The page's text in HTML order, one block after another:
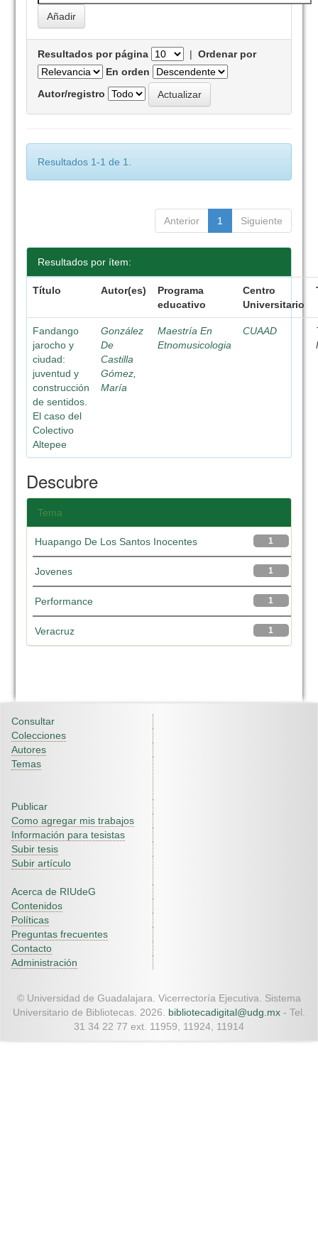
Resultados por página |Ordenar por
En orden
Autor/registro
Resultados 1-1 de 1.
Anterior 1 Siguiente
Resultados por ítem:
Título Autor(es)
Programa
educativo
Centro
Universitario
Fandango
jarocho y
ciudad:
juventud y
construcción
de sentidos.
El caso del
Colectivo
Altepee
González
De
Castilla
Gómez,
María
Maestría En
Etnomusicologia
CUAAD
Descubre
Tema
1
Huapango De Los Santos Inocentes
1
Jovenes
1
Performance
1
Veracruz
Consultar
Colecciones
Autores
Temas
Publicar
Como agregar mis trabajos
Información para tesistas
Subir tesis
Subir artículo
Acerca de RIUdeG
Contenidos
Políticas
Preguntas frecuentes
Contacto
Administración
© Universidad de Guadalajara. Vicerrectoría Ejecutiva. Sistema
Universitario de Bibliotecas. 2026. bibliotecadigital@udg.mx - Tel.
31 34 22 77 ext. 11959, 11924, 11914